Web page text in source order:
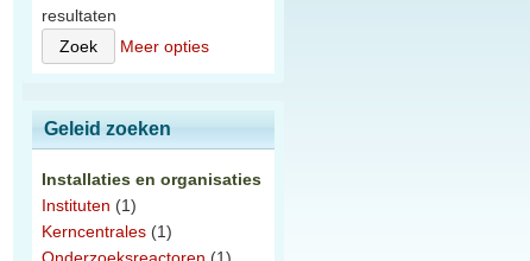
resultaten
Meer opties
Geleid zoeken
Installaties en organisaties
Instituten (1)
Kerncentrales (1)